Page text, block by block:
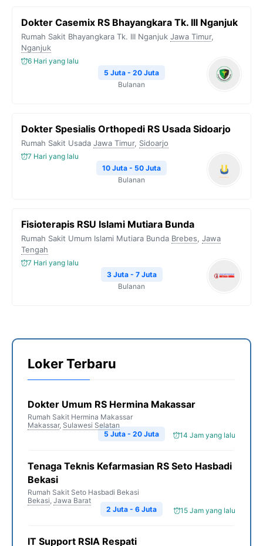
Dokter Casemix RS Bhayangkara Tk. III Nganjuk
Rumah Sakit Bhayangkara Tk. III Nganjuk Jawa Timur,
Nganjuk
6 Hari yang lalu
5 Juta - 20 Juta
Bulanan
Dokter Spesialis Orthopedi RS Usada Sidoarjo
Rumah Sakit Usada Jawa Timur, Sidoarjo
7 Hari yang lalu
10 Juta - 50 Juta
Bulanan
Fisioterapis RSU Islami Mutiara Bunda
Rumah Sakit Umum Islami Mutiara Bunda Brebes, Jawa
Tengah
7 Hari yang lalu
3 Juta - 7 Juta
Bulanan
Loker Terbaru
Dokter Umum RS Hermina Makassar
Rumah Sakit Hermina Makassar
Makassar, Sulawesi Selatan
14 Jam yang lalu
5 Juta - 20 Juta
Tenaga Teknis Kefarmasian RS Seto Hasbadi
Bekasi
Rumah Sakit Seto Hasbadi Bekasi
Bekasi, Jawa Barat
15 Jam yang lalu
2 Juta - 6 Juta
IT Support RSIA Respati